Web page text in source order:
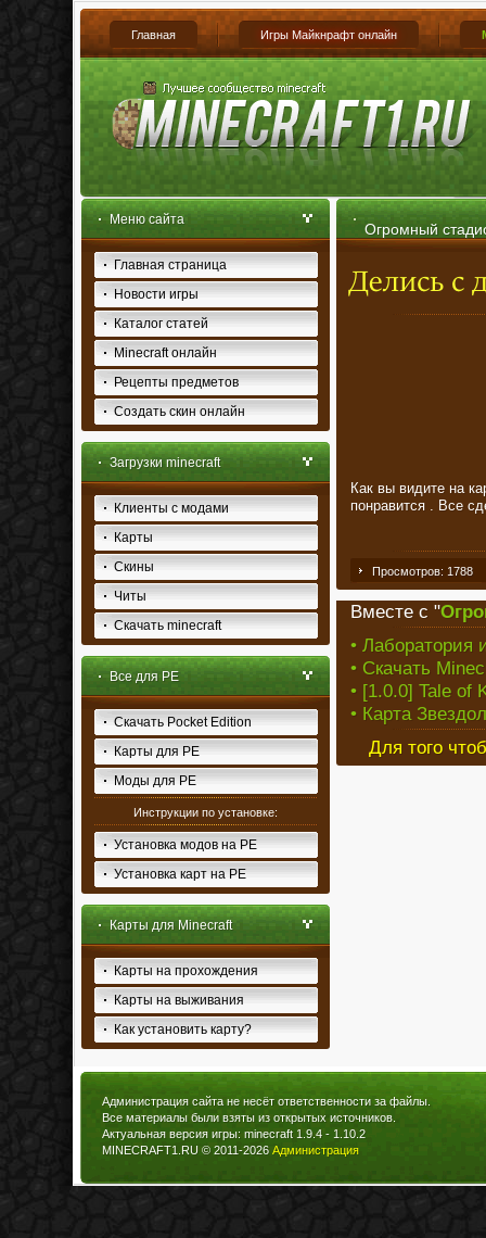
Главная Игры Майкнрафт онлайн
Меню сайта
Главная страница
Новости игры
Каталог статей
Minecraft онлайн
Рецепты предметов
Создать скин онлайн
Загрузки minecraft
Клиенты с модами
Карты
Скины
Читы
Скачать minecraft
Все для PE
Скачать Pocket Edition
Карты для PE
Моды для PE
Инструкции по установке:
Установка модов на PE
Установка карт на PE
Карты для Minecraft
Карты на прохождения
Карты на выживания
Как установить карту?
Огромный
Как вы видите на
понравится . Все
Просмотров: 1788
Вместе с "
• Лаборатория
• Скачать
• [1.0.0] Tale of
• Карта
Для того
Администрация сайта не несёт ответственности за файлы.
Все материалы были взяты из открытых источников.
Актуальная версия игры: minecraft 1.9.4 - 1.10.2
MINECRAFT1.RU © 2011-2026 Администрация